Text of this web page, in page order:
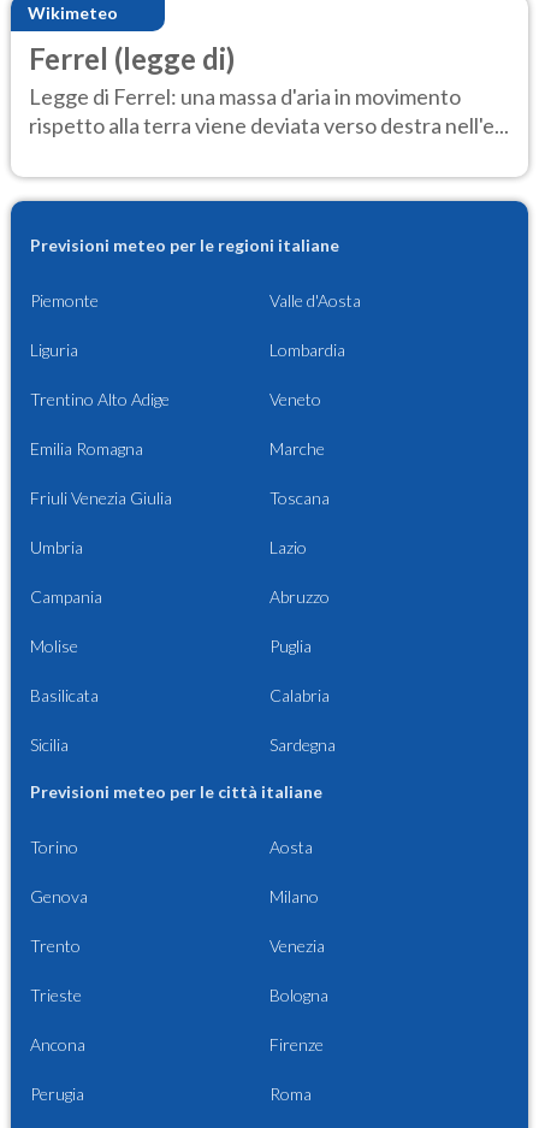
Wikimeteo
Ferrel (legge di)
Legge di Ferrel: una massa d'aria in movimento
rispetto alla terra viene deviata verso destra nell'e...
Previsioni meteo per le regioni italiane
Piemonte Valle d'Aosta
Liguria Lombardia
Trentino Alto Adige Veneto
Emilia Romagna Marche
Friuli Venezia Giulia Toscana
Umbria Lazio
Campania Abruzzo
Molise Puglia
Basilicata Calabria
Sicilia Sardegna
Previsioni meteo per le città italiane
Torino Aosta
Genova Milano
Trento Venezia
Trieste Bologna
Ancona Firenze
Perugia Roma